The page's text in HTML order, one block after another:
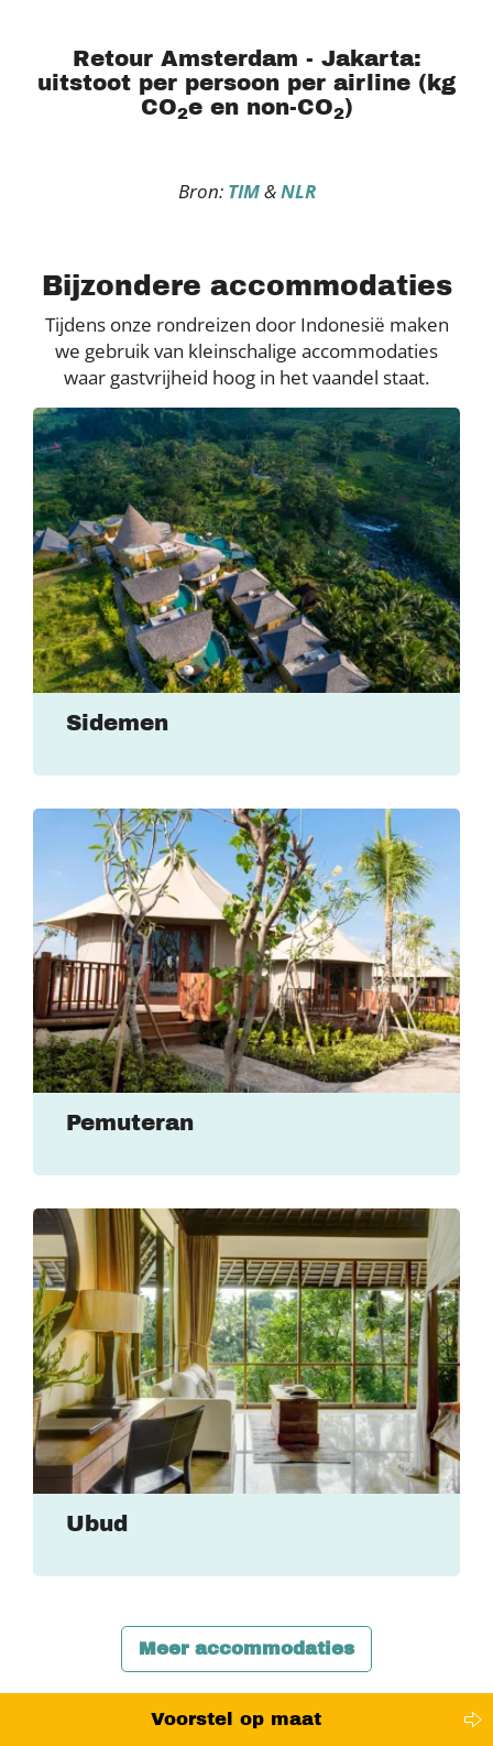
Retour Amsterdam - Jakarta:
uitstoot per persoon per airline (kg
CO2e en non-CO2)
Bron: TIM&NLR
Bijzondere accommodaties
Tijdens onze rondreizen door Indonesië maken
we gebruik van kleinschalige accommodaties
waar gastvrijheid hoog in het vaandel staat.
Sidemen
Pemuteran
Ubud
Meer accommodaties
Voorstel op maat